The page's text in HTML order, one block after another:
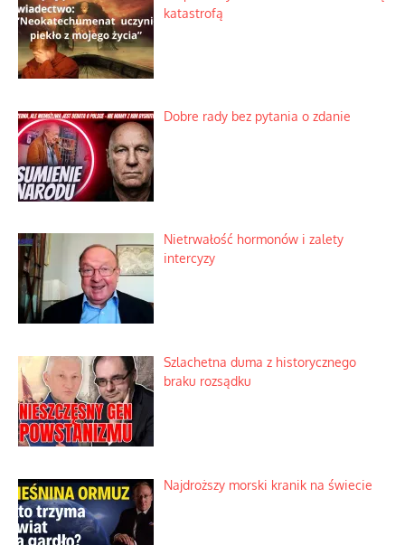
katastrofą
Dobre rady bez pytania o zdanie
Nietrwałość hormonów i zalety
intercyzy
Szlachetna duma z historycznego
braku rozsądku
Najdroższy morski kranik na świecie